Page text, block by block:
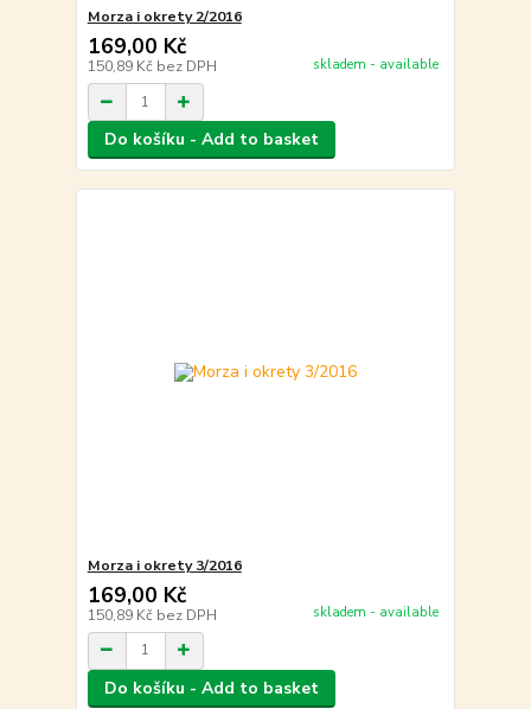
Morza i okrety 2/2016
169,00 Kč
150,89 Kč bez DPH skladem - available
Do košíku - Add to basket
Morza i okrety 3/2016
169,00 Kč
150,89 Kč bez DPH skladem - available
Do košíku - Add to basket